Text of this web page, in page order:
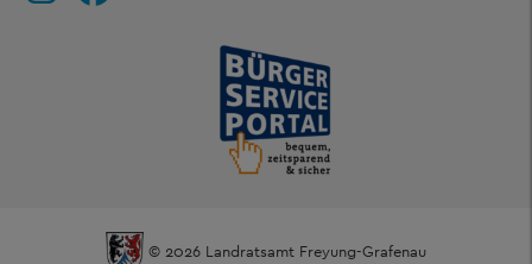
© 2026 Landratsamt Freyung-Grafenau